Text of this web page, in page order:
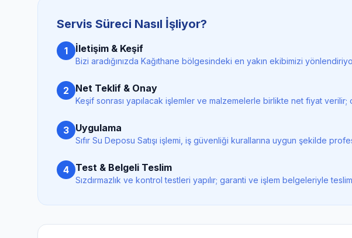
Servis Süreci Nasıl İşliyor?
1 İletişim & Keşif
Bizi aradığınızda Kağıthane bölgesindeki en yakın ekibimizi
2 Net Teklif & Onay
Keşif sonrası yapılacak işlemler ve malzemelerle birlikte net fiyat verilir;
3 Uygulama
Sıfır Su Deposu Satışı işlemi, iş güvenliği kurallarına uygun şekilde
4 Test & Belgeli Teslim
Sızdırmazlık ve kontrol testleri yapılır; garanti ve işlem belgeleriyle